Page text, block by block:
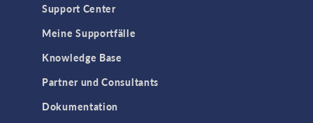
Support Center
Meine Supportfälle
Knowledge Base
Partner und Consultants
Dokumentation